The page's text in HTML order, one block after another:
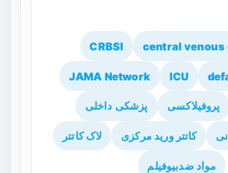
central venous
CRBSI
ICU
JAMA Network
پروفیلاکسی پزشکی داخلی
کاتتر ورید مرکزی لاک کاتتر
مواد ضدبیوفیلم